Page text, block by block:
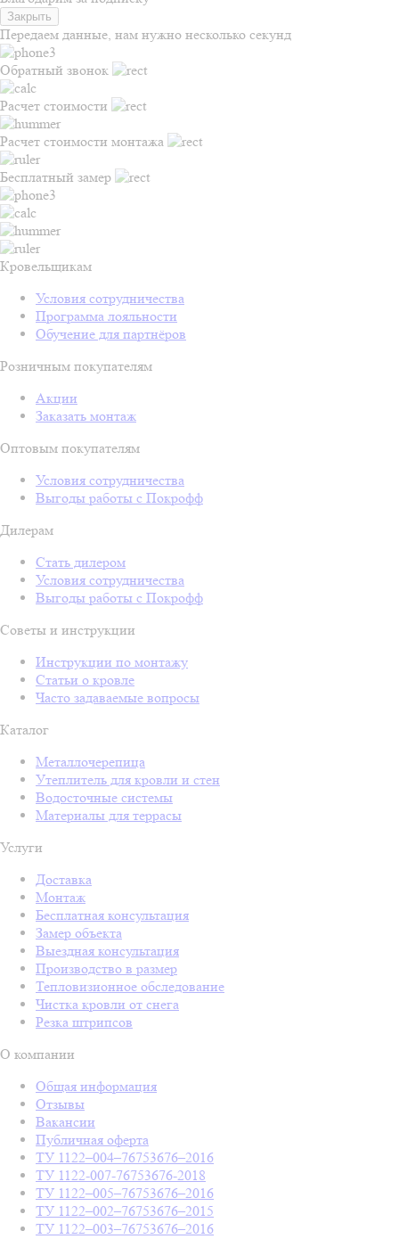
Закрыть
Передаем данные, нам нужно несколько секунд
Обратный звонок
Расчет стоимости
Расчет стоимости монтажа
Бесплатный замер
Кровельщикам
Условия сотрудничества
Программа лояльности
Обучение для партнёров
Розничным покупателям
Акции
Заказать монтаж
Оптовым покупателям
Условия сотрудничества
Выгоды работы с Покрофф
Дилерам
Стать дилером
Условия сотрудничества
Выгоды работы с Покрофф
Советы и инструкции
Инструкции по монтажу
Статьи о кровле
Часто задаваемые вопросы
Каталог
Металлочерепица
Утеплитель для кровли и стен
Водосточные системы
Материалы для террасы
Услуги
Доставка
Монтаж
Бесплатная консультация
Замер объекта
Выездная консультация
Производство в размер
Тепловизионное обследование
Чистка кровли от снега
Резка штрипсов
О компании
Общая информация
Отзывы
Вакансии
Публичная оферта
ТУ 1122–004–76753676–2016
ТУ 1122-007-76753676-2018
ТУ 1122–005–76753676–2016
ТУ 1122–002–76753676–2015
ТУ 1122–003–76753676–2016